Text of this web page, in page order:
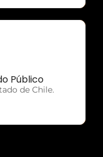
Público
de Chile.